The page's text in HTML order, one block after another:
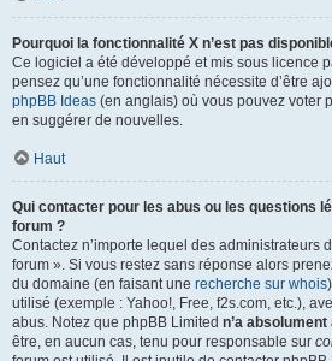
Pourquoi la fonctionnalité X n’est pas
Ce logiciel a été développé et mis sous licence
pensez qu’une fonctionnalité nécessite d’être
phpBB Ideas (en anglais) où vous pouvez voter
en suggérer de nouvelles.
Haut
Qui contacter pour les abus ou les questions
forum ?
Contactez n’importe lequel des administrateurs
forum ». Si vous restez sans réponse alors
du domaine (en faisant une recherche sur whois
utilisé (exemple : Yahoo!, Free, f2s.com, etc.),
abus. Notez que phpBB Limited n’a
être, en aucun cas, tenu pour responsable sur